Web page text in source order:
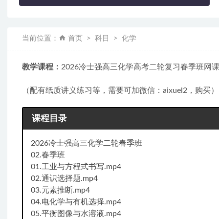
当前位置： 首页 科目 化学
教学课程： 2026冷士强高三化学高考二轮复习春季班网
（配有纸质讲义练习等，需要可加微信：aixuel2，购买）
课程目录
2026冷士强高三化学二轮春季班
02.春季班
01.工业与方程式书写.mp4
02.通识选择题.mp4
03.元素推断.mp4
04.电化学与有机选择.mp4
05.平衡图像与水溶液.mp4